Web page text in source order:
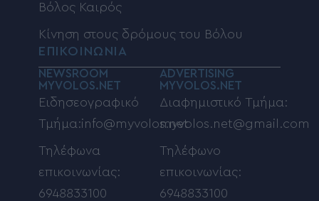
Βόλος Καιρός
Κίνηση στους δρόμους του Βόλου
ΕΠΙΚΟΙΝΩΝΙΑ
NEWSROOM
MYVOLOS.NET
Ειδησεογραφικό
Τμήμα:info@myvolos.net
Τηλέφωνα
επικοινωνίας:
6948833100
ADVERTISING
MYVOLOS.NET
Διαφημιστικό Τμήμα:
myvolos.net@gmail.com
Τηλέφωνο
επικοινωνίας:
6948833100